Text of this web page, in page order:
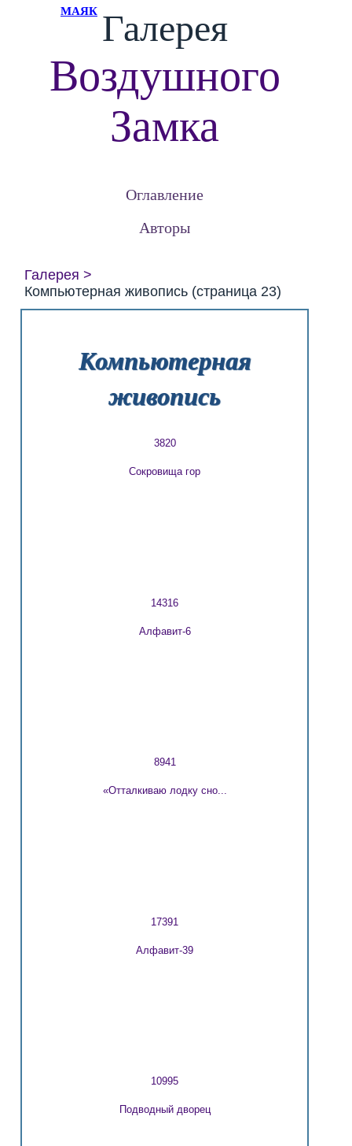
МАЯК Галерея
Воздушного
Замка
Оглавление
Авторы
Галерея
Компьютерная живопись (страница 23)
Компьютерная
живопись
3820
Сокровища гор
14316
Алфавит-6
8941
«Отталкиваю лодку сно...
17391
Алфавит-39
10995
Подводный дворец